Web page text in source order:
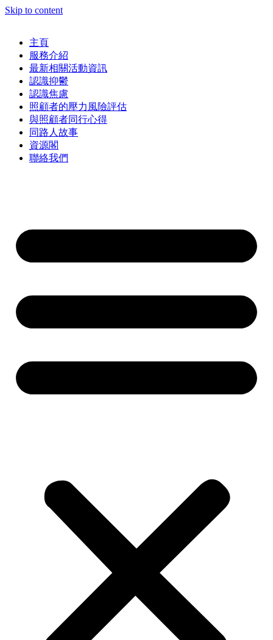
Skip to content
主頁
服務介紹
最新相關活動資訊
認識抑鬱
認識焦慮
照顧者的壓力風險評估
與照顧者同行心得
同路人故事
資源閣
聯絡我們